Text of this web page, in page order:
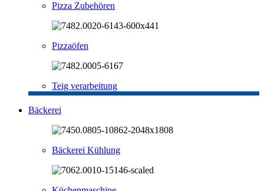
Pizza Zubehören
Pizzaöfen
Teig verarbeitung
Bäckerei
Bäckerei Kühlung